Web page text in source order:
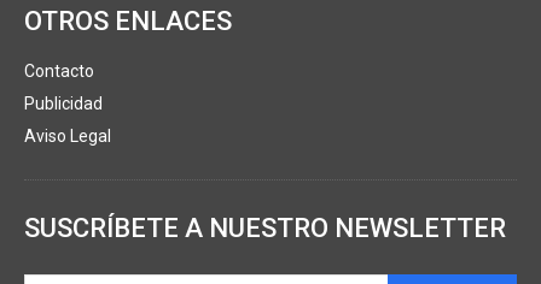
OTROS ENLACES
Contacto
Publicidad
Aviso Legal
SUSCRÍBETE A NUESTRO NEWSLETTER